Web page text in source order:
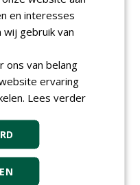
opleiding
2026
Green Gala op
december
2026
en interesses
wij gebruik van
ons van belang
ervaring
Lees verder